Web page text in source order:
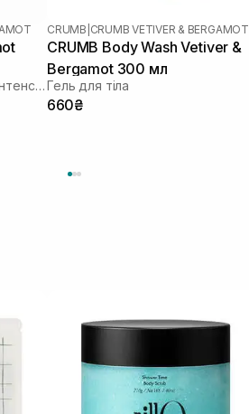
Баттер/10 збитих олій для інтенсивного живлення шкіри
CRUMB CRUMB VETIVER & BERGAMOT
CRUMB Body Wash Vetiver &
Bergamot 300 мл
Гель для тіла
660₴